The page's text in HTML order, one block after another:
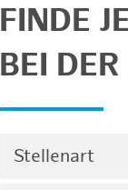
FINDE
BEI
Stellenart